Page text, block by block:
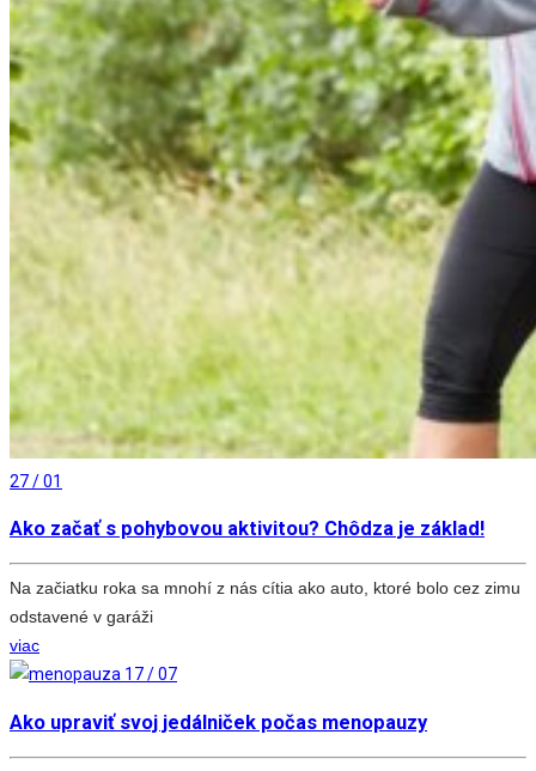
27 / 01
Ako začať s pohybovou aktivitou? Chôdza je základ!
Na začiatku roka sa mnohí z nás cítia ako auto, ktoré bolo cez zimu
odstavené v garáži
viac
17 / 07
Ako upraviť svoj jedálniček počas menopauzy